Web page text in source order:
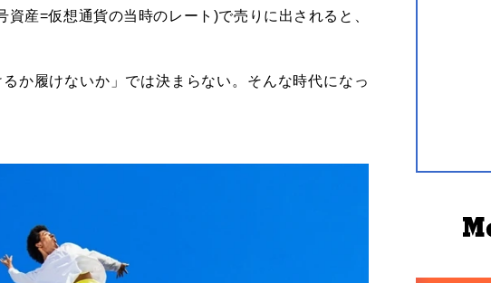
産=仮想通貨の当時のレート)で売りに出されると、
か履けないか」では決まらない。そんな時代になっ